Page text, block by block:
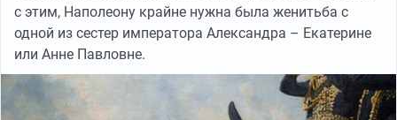
с этим, Наполеону крайне нужна была женитьба с
одной из сестер императора Александра – Екатерине
или Анне Павловне.